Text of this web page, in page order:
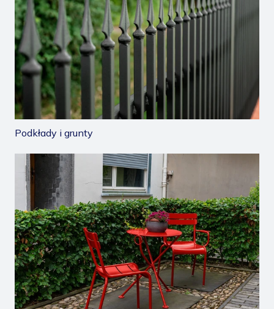
Podkłady i grunty
/farby-renowacyjne